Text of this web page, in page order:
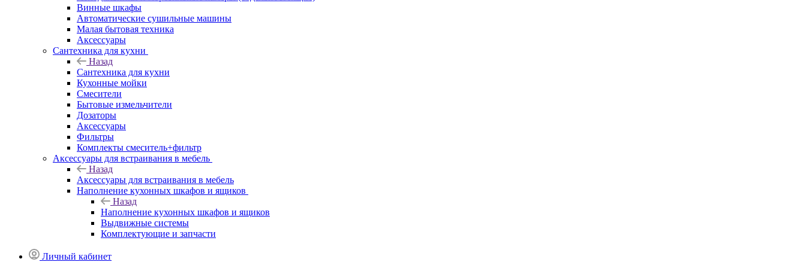
Винные шкафы
Автоматические сушильные машины
Малая бытовая техника
Аксессуары
Сантехника для кухни
Назад
Сантехника для кухни
Кухонные мойки
Смесители
Бытовые измельчители
Дозаторы
Аксессуары
Фильтры
Комплекты смеситель+фильтр
Аксессуары для встраивания в мебель
Назад
Аксессуары для встраивания в мебель
Наполнение кухонных шкафов и ящиков
Назад
Наполнение кухонных шкафов и ящиков
Выдвижные системы
Комплектующие и запчасти
Личный кабинет